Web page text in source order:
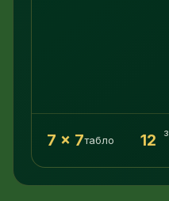
7 × 7табло 12